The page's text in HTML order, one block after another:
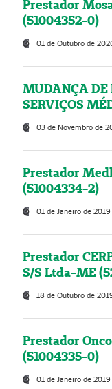
Prestador
(51004352-0)
01 de Outubro de
MUDANÇA DE
SERVIÇOS
03 de Novembro de
Prestador
(51004334-2)
01 de Janeiro de 2019
Prestador
S/S Ltda-ME
18 de Outubro de
Prestador
(51004335-0)
01 de Janeiro de 2019